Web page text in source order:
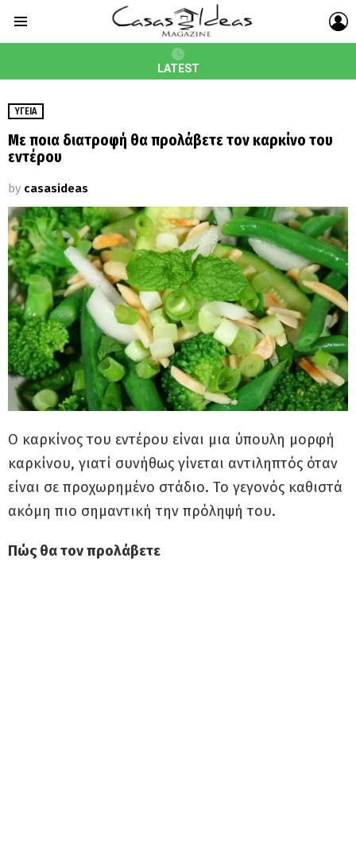
LATEST
ΥΓΕΊΑ
Με ποια διατροφή θα προλάβετε τον καρκίνο του
εντέρου
by casasideas
Ο καρκίνος του εντέρου είναι μια ύπουλη μορφή
καρκίνου, γιατί συνήθως γίνεται αντιληπτός όταν
είναι σε προχωρημένο στάδιο. Το γεγονός καθιστά
ακόμη πιο σημαντική την πρόληψή του.
Πώς θα τον προλάβετε